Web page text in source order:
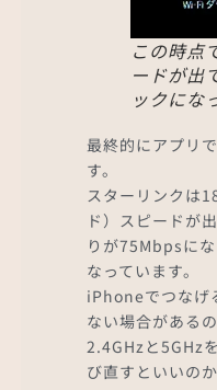
この時点
ードが出
ックにな
最終的にアプリ
す。
スターリンクは
ド）スピードが
りが75Mbpsに
なっています。
iPhoneでつなげ
ない場合がある
2.4GHzと5GHz
び直すといいの